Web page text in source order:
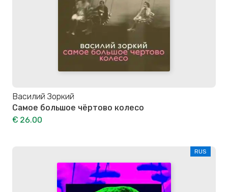
Василий Зоркий
Самое большое чёртово колесо
€ 26.00
RUS